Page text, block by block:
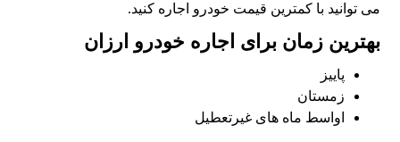
می توانید با کمترین قیمت خودرو اجاره کنید.
بهترین زمان برای اجاره خودرو ارزان
پاییز
زمستان
اواسط ماه های غیرتعطیل